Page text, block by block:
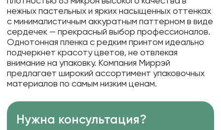
нежных пастельных и ярких насыщенных оттенках
с минималистичным аккуратным паттерном в виде
сердечек — прекрасный выбор профессионалов.
Однотонная пленка с редким принтом идеально
подчеркнет красоту цветов, не отвлекая
внимание на упаковку. Компания Миррэй
предлагает широкий ассортимент упаковочных
материалов по самым низким ценам.
Нужна консультация?